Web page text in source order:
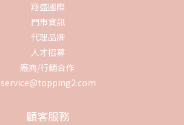
翔盛國際
門市資訊
代理品牌
人才招募
廠商/行銷合作
service@topping2.com
顧客服務